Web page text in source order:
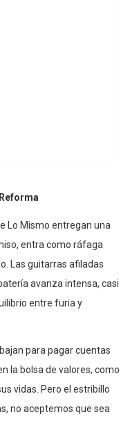
Lo Mismo entregan una
entra como ráfaga
Las guitarras afiladas
avanza intensa, casi
entre furia y
para pagar cuentas
la bolsa de valores, como
vidas. Pero el estribillo
no aceptemos que sea